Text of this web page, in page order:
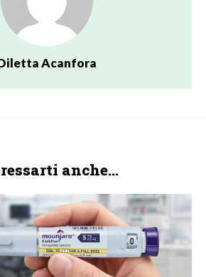
Acanfora
anche...